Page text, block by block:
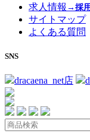
求人情報 →採
サイトマップ
よくある質問
SNS
dracaena_net店